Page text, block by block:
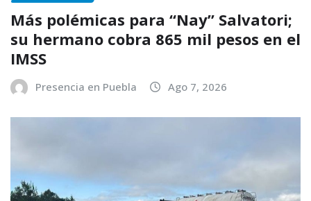
Más polémicas para “Nay” Salvatori;
su hermano cobra 865 mil pesos en el
IMSS
Presencia en Puebla Ago 7, 2026